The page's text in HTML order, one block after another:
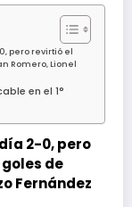
pero revirtió el
Romero, Lionel
en el 1°
2-0, pero
de
Fernández